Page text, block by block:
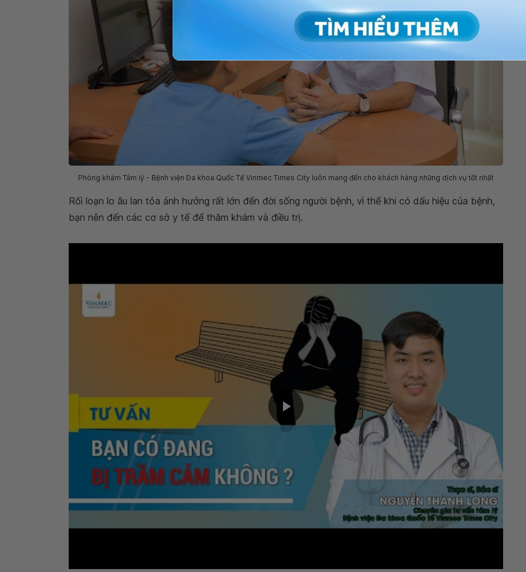
Phòng khám Tâm lý - Bệnh viện Đa khoa Quốc Tế Vinmec Times City luôn mang đến cho khách hàng những dịch vụ tốt nhất
Rối loạn lo âu lan tỏa ảnh hưởng rất lớn đến đời sống người bệnh, vì thế khi có dấu hiệu của bệnh,
bạn nên đến các cơ sở y tế để thăm khám và điều trị.